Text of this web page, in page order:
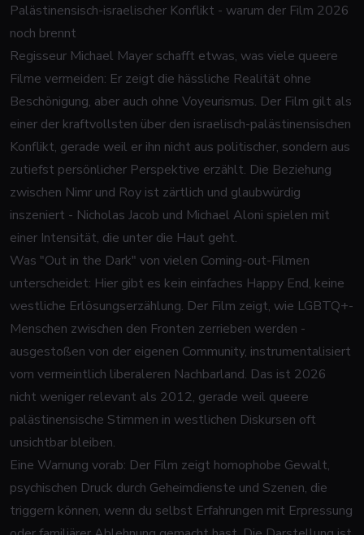
Palästinensisch-israelischer Konflikt - warum der Film 2026
noch brennt
Regisseur Michael Mayer schafft etwas, was viele queere
Filme vermeiden: Er zeigt die hässliche Realität ohne
Beschönigung, aber auch ohne Voyeurismus. Der Film gilt als
einer der kraftvollsten über den israelisch-palästinensischen
Konflikt, gerade weil er ihn nicht aus politischer, sondern aus
zutiefst persönlicher Perspektive erzählt. Die Beziehung
zwischen Nimr und Roy ist zärtlich und glaubwürdig
inszeniert - Nicholas Jacob und Michael Aloni spielen mit
einer Intensität, die unter die Haut geht.
Was "Out in the Dark" von vielen Coming-out-Filmen
unterscheidet: Hier gibt es kein einfaches Happy End, keine
westliche Erlösungserzählung. Der Film zeigt, wie LGBTQ+-
Menschen zwischen den Fronten zerrieben werden -
ausgestoßen von der eigenen Community, instrumentalisiert
vom vermeintlich liberaleren Nachbarland. Das ist 2026
nicht weniger relevant als 2012, gerade weil queere
palästinensische Stimmen in westlichen Diskursen oft
unsichtbar bleiben.
Eine Warnung vorab: Der Film zeigt homophobe Gewalt,
psychischen Druck durch Geheimdienste und Szenen, die
triggern können, wenn du selbst Erfahrungen mit Erpressung